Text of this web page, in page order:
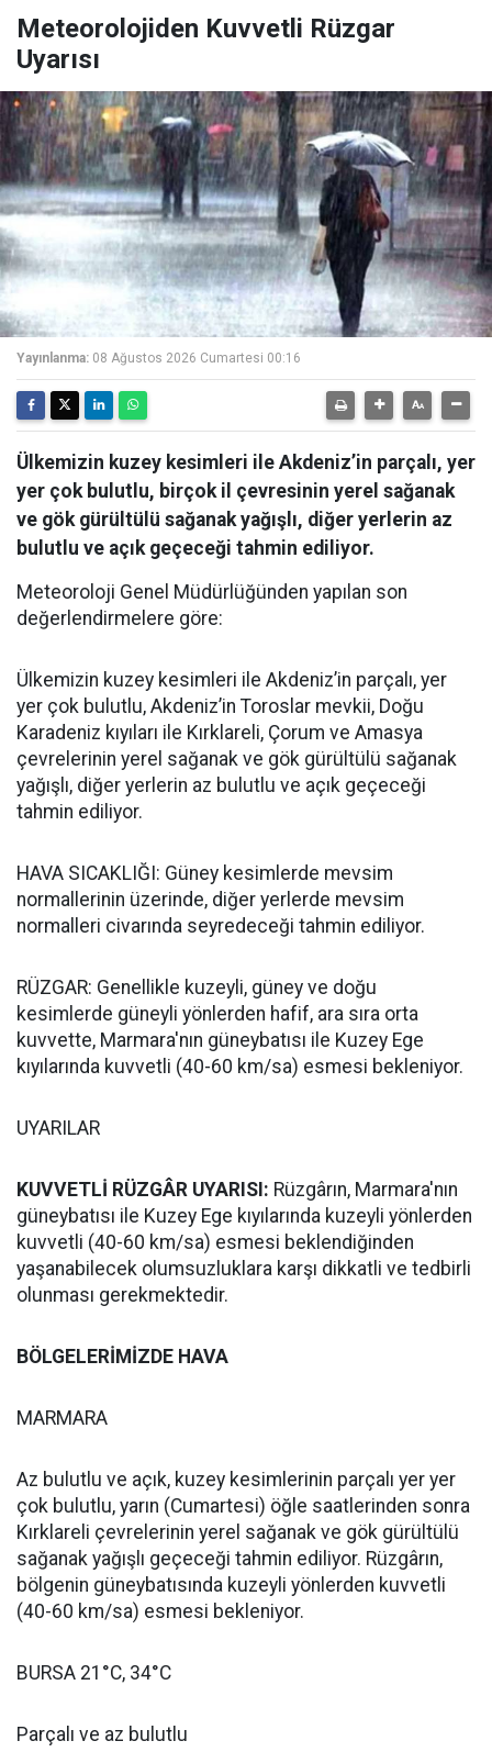
Meteorolojiden Kuvvetli Rüzgar
Uyarısı
Yayınlanma: 08 Ağustos 2026 Cumartesi 00:16
Ülkemizin kuzey kesimleri ile Akdeniz’in parçalı, yer
yer çok bulutlu, birçok il çevresinin yerel sağanak
ve gök gürültülü sağanak yağışlı, diğer yerlerin az
bulutlu ve açık geçeceği tahmin ediliyor.
Meteoroloji Genel Müdürlüğünden yapılan son
değerlendirmelere göre:
Ülkemizin kuzey kesimleri ile Akdeniz’in parçalı, yer
yer çok bulutlu, Akdeniz’in Toroslar mevkii, Doğu
Karadeniz kıyıları ile Kırklareli, Çorum ve Amasya
çevrelerinin yerel sağanak ve gök gürültülü sağanak
yağışlı, diğer yerlerin az bulutlu ve açık geçeceği
tahmin ediliyor.
HAVA SICAKLIĞI: Güney kesimlerde mevsim
normallerinin üzerinde, diğer yerlerde mevsim
normalleri civarında seyredeceği tahmin ediliyor.
RÜZGAR: Genellikle kuzeyli, güney ve doğu
kesimlerde güneyli yönlerden hafif, ara sıra orta
kuvvette, Marmara'nın güneybatısı ile Kuzey Ege
kıyılarında kuvvetli (40-60 km/sa) esmesi bekleniyor.
UYARILAR
KUVVETLİ RÜZGÂR UYARISI: Rüzgârın, Marmara'nın
güneybatısı ile Kuzey Ege kıyılarında kuzeyli yönlerden
kuvvetli (40-60 km/sa) esmesi beklendiğinden
yaşanabilecek olumsuzluklara karşı dikkatli ve tedbirli
olunması gerekmektedir.
BÖLGELERİMİZDE HAVA
MARMARA
Az bulutlu ve açık, kuzey kesimlerinin parçalı yer yer
çok bulutlu, yarın (Cumartesi) öğle saatlerinden sonra
Kırklareli çevrelerinin yerel sağanak ve gök gürültülü
sağanak yağışlı geçeceği tahmin ediliyor. Rüzgârın,
bölgenin güneybatısında kuzeyli yönlerden kuvvetli
(40-60 km/sa) esmesi bekleniyor.
BURSA 21°C, 34°C
Parçalı ve az bulutlu